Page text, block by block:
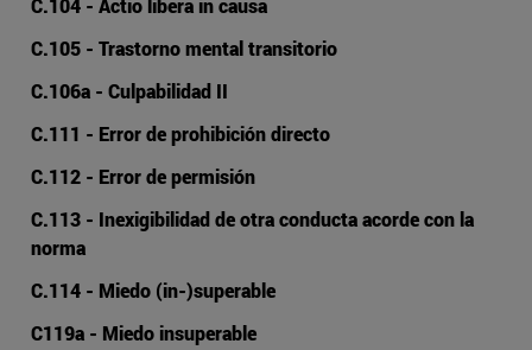
C.104 - Actio libera in causa
C.105 - Trastorno mental transitorio
C.106a - Culpabilidad II
C.111 - Error de prohibición directo
C.112 - Error de permisión
C.113 - Inexigibilidad de otra conducta acorde con la
norma
C.114 - Miedo (in-)superable
C119a - Miedo insuperable